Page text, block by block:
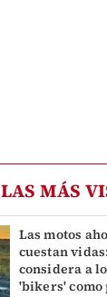
LAS MÁS
Las motos
cuestan
considera a
'bikers'